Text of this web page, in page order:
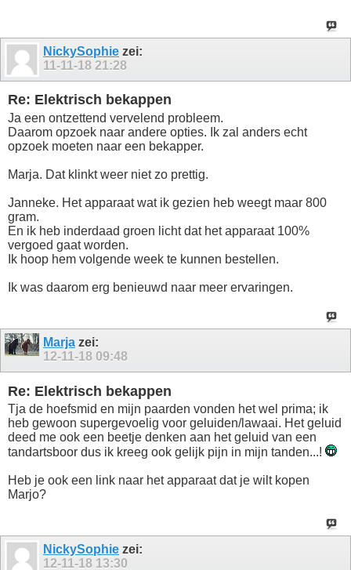
NickySophie zei:
11-11-18 21:28
Re: Elektrisch bekappen
Ja een ontzettend vervelend probleem.
Daarom opzoek naar andere opties. Ik zal anders echt
opzoek moeten naar een bekapper.
Marja. Dat klinkt weer niet zo prettig.
Janneke. Het apparaat wat ik gezien heb weegt maar 800
gram.
En ik heb inderdaad groen licht dat het apparaat 100%
vergoed gaat worden.
Ik hoop hem volgende week te kunnen bestellen.
Ik was daarom erg benieuwd naar meer ervaringen.
Marja zei:
12-11-18 09:48
Re: Elektrisch bekappen
Tja de hoefsmid en mijn paarden vonden het wel prima; ik
heb gewoon supergevoelig voor geluiden/lawaai. Het geluid
deed me ook een beetje denken aan het geluid van een
tandartsboor dus ik kreeg ook gelijk pijn in mijn tanden...!
Heb je ook een link naar het apparaat dat je wilt kopen
Marjo?
NickySophie zei:
12-11-18 13:30